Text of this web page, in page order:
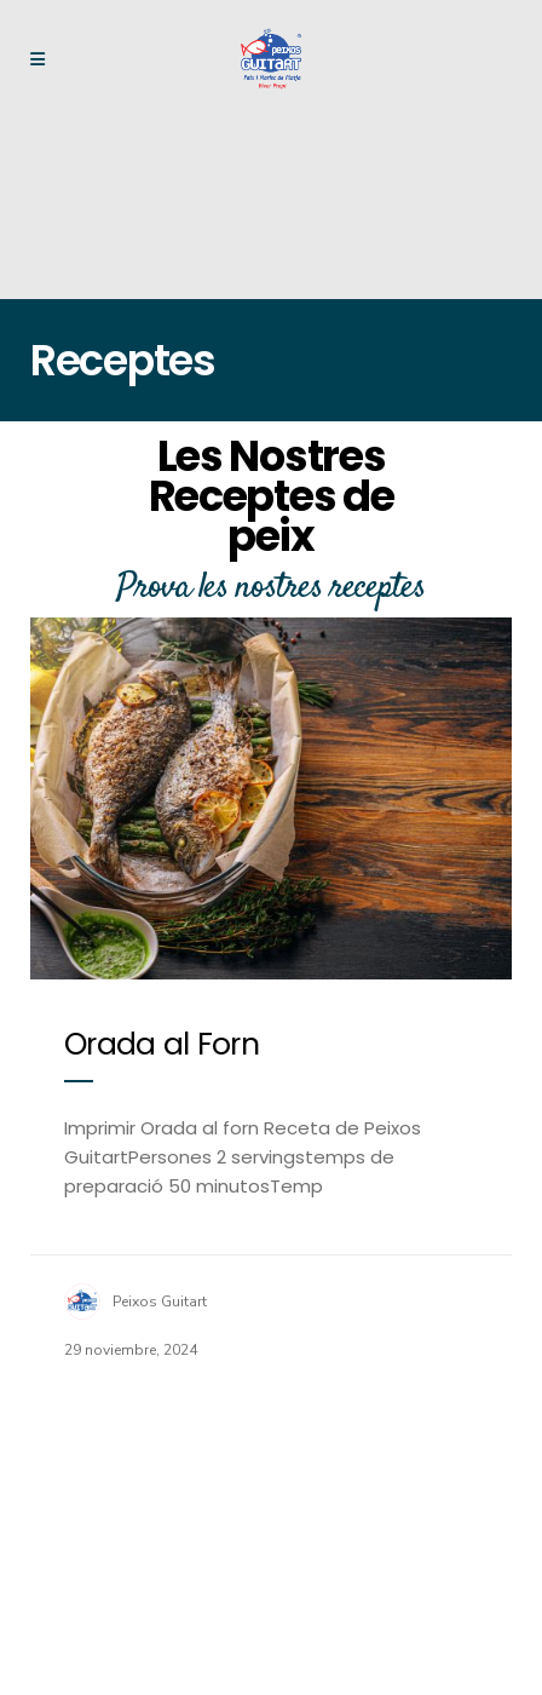
Receptes
Les Nostres
Receptes de
peix
Prova les nostres receptes
Orada al Forn
Imprimir Orada al forn Receta de Peixos
GuitartPersones 2 servingstemps de
preparació 50 minutosTemp
Peixos Guitart
29 noviembre, 2024